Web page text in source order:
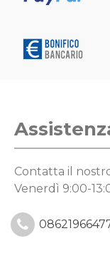
Contatta il
Venerdì 9:00-